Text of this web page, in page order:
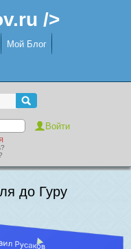
/>
Мой Блог
до Гуру